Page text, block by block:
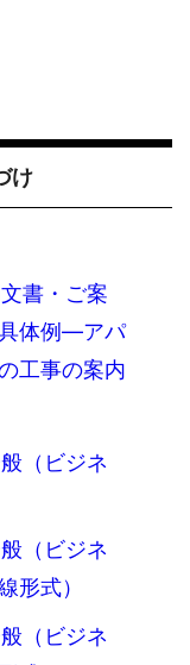
け
書・ご案
体例―アパ
工事の案内
（ビジネ
（ビジネ
形式）
（ビジネ